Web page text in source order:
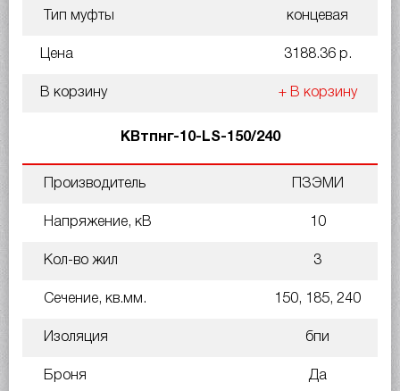
Тип муфты концевая
Цена 3188.36 р.
В корзину + В корзину
КВтпнг-10-LS-150/240
Производитель ПЗЭМИ
Напряжение, кВ 10
Кол-во жил 3
Сечение, кв.мм. 150, 185, 240
Изоляция бпи
Броня Да